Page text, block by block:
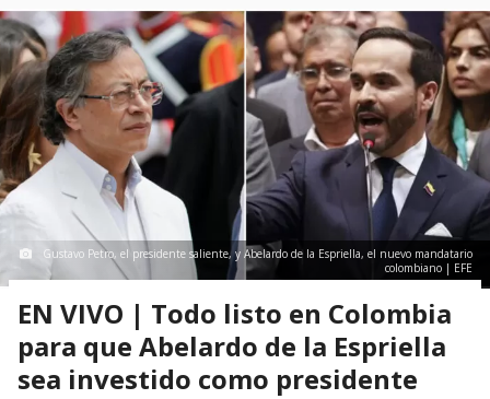
Gustavo Petro, el presidente saliente, y Abelardo de la Espriella, el nuevo mandatario
colombiano | EFE
EN VIVO | Todo listo en Colombia
para que Abelardo de la Espriella
sea investido como presidente